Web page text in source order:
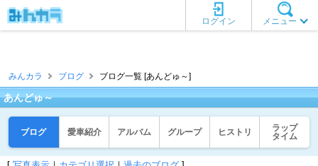
メニュー
ログイン
みんカラ ブログ ブログ一覧 [あんどゅ～]
あんどゅ～
ブログ 愛車紹介 アルバム グループ ヒストリ
ラップ
タイム